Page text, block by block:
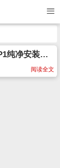
Windows Server 2008 R2 SP1纯净安装版,集成补丁,IE11,USB3.0,NVME
阅读全文